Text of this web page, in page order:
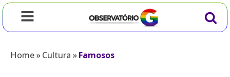
Home»Cultura »Famosos